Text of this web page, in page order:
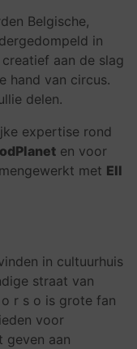
Belgische,
in
creatief aan de slag
hand van circus.
delen.
expertise rond
en voor
met Ell
in cultuurhuis
straat van
r s o is grote fan
voor
geven aan